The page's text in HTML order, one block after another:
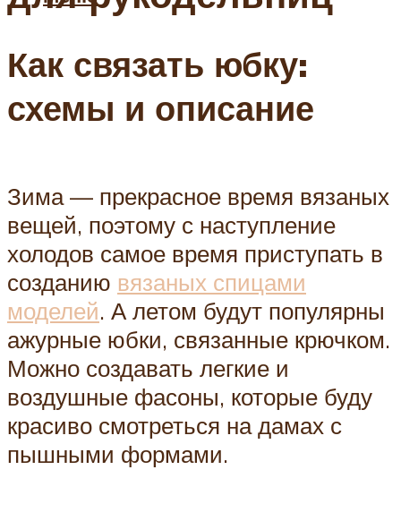
Как связать юбку:
схемы и описание
Зима — прекрасное время вязаных
вещей, поэтому с наступление
холодов самое время приступать в
созданию вязаных спицами
моделей. А летом будут популярны
ажурные юбки, связанные крючком.
Можно создавать легкие и
воздушные фасоны, которые буду
красиво смотреться на дамах с
пышными формами.